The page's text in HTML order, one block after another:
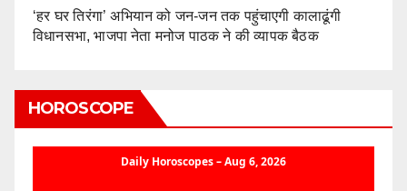
‘हर घर तिरंगा’ अभियान को जन-जन तक पहुंचाएगी कालाढूंगी
विधानसभा, भाजपा नेता मनोज पाठक ने की व्यापक बैठक
HOROSCOPE